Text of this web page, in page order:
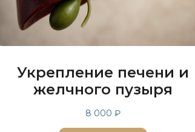
Укрепление печени и
желчного пузыря
8 000 ₽